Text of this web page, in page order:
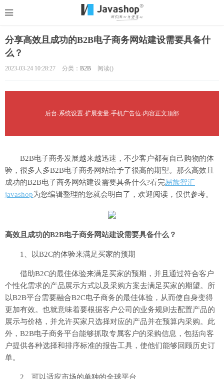
分享高效且成功的B2B电子商务网站建设需要具备什
么？
2023-03-24 10:28:27 分类： B2B 阅读()
后台-系统设置-扩展变量-手机广告位-内容正文顶部
B2B电子商务发展越来越迅速，不少客户都有自己购物的体
验，很多人多B2B电子商务网站给予了很高的期望。那么高效且
成功的B2B电子商务网站建设需要具备什么?看完易族智汇
javashop为您编辑整理的您就会明白了，欢迎阅读，仅供参考。
高效且成功的B2B电子商务网站建设需要具备什么？
1、以B2C的体验来满足买家的预期
借助B2C的最佳体验来满足买家的预期，并且通过符合客户
个性化需求的产品展示方式以及采购方案去满足买家的期望。所
以B2B平台需要融合B2C电子商务的最佳体验，从而使自身变得
更加有效。也就意味着要根据客户公司的业务规则去配置产品的
展示与价格，并允许买家只选择对应的产品并在预算内采购。此
外，B2B电子商务平台能够抓取专属客户的采购信息，包括向客
户提供各种选择和排序标准的报告工具，使他们能够回顾历史订
单。
2、可以适应市场的单独的全球平台